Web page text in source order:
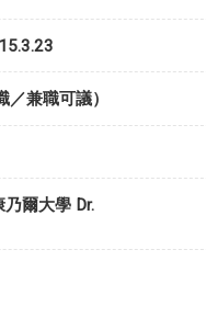
兼職可議）
爾大學 Dr.